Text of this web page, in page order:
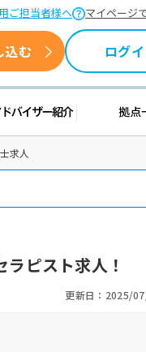
ご担当者様へ マイページ
込む ログ
キャリアアドバイザ
求人
ピスト求人！
更新日：2025/